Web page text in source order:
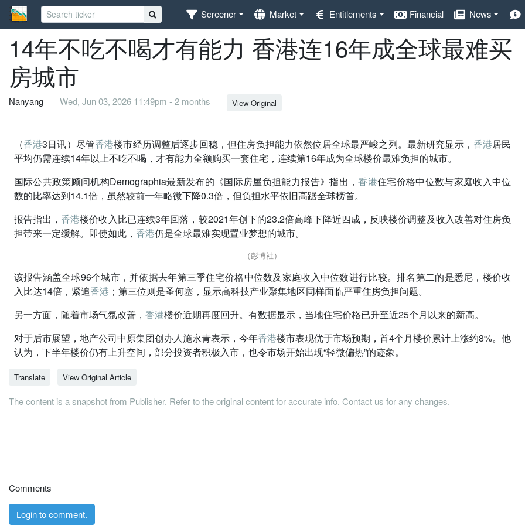
Screener Market Entitlements Financial News
14年不吃不喝才有能力 香港连16年成全球最难买
房城市
Nanyang Wed, Jun 03, 2026 11:49pm - 2 months View Original
（香港3日讯）尽管香港楼市经历调整后逐步回稳，但住房负担能力依然位居全球最严峻之列。最新研究显示， 香港居民
平均仍需连续14年以上不吃不喝，才有能力全额购买一套住宅，连续第16年成为全球楼价最难负担的城市。
国际公共政策顾问机构Demographia最新发布的《国际房屋负担能力报告》指出，香港住宅价格中位数与家庭收入中位
数的比率达到14.1倍，虽然较前一年略微下降0.3倍，但负担水平依旧高踞全球榜首。
报告指出，香港楼价收入比已连续3年回落，较2021年创下的23.2倍高峰下降近四成，反映楼价调整及收入改善对住房负
担带来一定缓解。即使如此， 香港仍是全球最难实现置业梦想的城市。
（彭博社）
该报告涵盖全球96个城市，并依据去年第三季住宅价格中位数及家庭收入中位数进行比较。排名第二的是悉尼，楼价收
入比达14倍，紧追香港 ；第三位则是圣何塞，显示高科技产业聚集地区同样面临严重住房负担问题。
另一方面，随着市场气氛改善， 香港楼价近期再度回升。有数据显示，当地住宅价格已升至近25个月以来的新高。
对于后市展望，地产公司中原集团创办人施永青表示，今年香港楼市表现优于市场预期，首4个月楼价累计上涨约8%。他
认为，下半年楼价仍有上升空间，部分投资者积极入市，也令市场开始出现“轻微偏热”的迹象。
Translate View Original Article
The content is a snapshot from Publisher. Refer to the original content for accurate info. Contact us for any changes.
Comments
Login to comment.